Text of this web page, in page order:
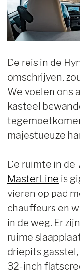
De reis in de
omschrijven,
We voelen ons
kasteel
majestueuze
De ruimte in de
MasterLine is
vieren op pad
chauffeurs en
in de weg. Er
ruime
driepits
32-inch